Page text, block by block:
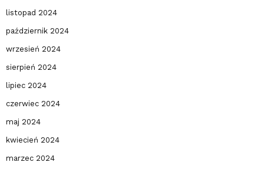
listopad 2024
październik 2024
wrzesień 2024
sierpień 2024
lipiec 2024
czerwiec 2024
maj 2024
kwiecień 2024
marzec 2024